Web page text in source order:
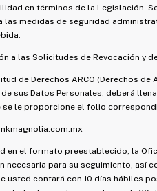
en términos de la Legislación.
las medidas de seguridad
a las Solicitudes de Revocación y
de Derechos ARCO (Derechos
sus Datos Personales, deberá
se le proporcione el folio
en el formato preestablecido, la
necesaria para su seguimiento, así
usted contará con 10 días hábiles